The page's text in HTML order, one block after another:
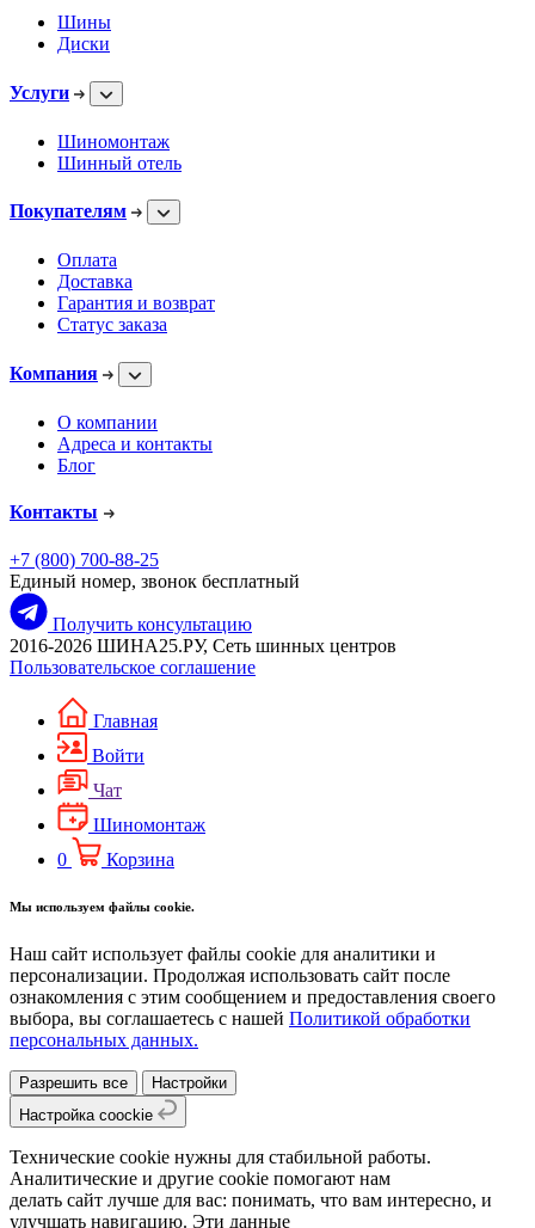
Шины
Диски
Услуги
Шиномонтаж
Шинный отель
Покупателям
Оплата
Доставка
Гарантия и возврат
Статус заказа
Компания
О компании
Адреса и контакты
Блог
Контакты
+7 (800) 700-88-25
Единый номер, звонок бесплатный
Получить консультацию
2016-2026 ШИНА25.РУ, Сеть шинных центров
Пользовательское соглашение
Главная
Войти
Чат
Шиномонтаж
0
Корзина
Мы используем файлы cookie.
Наш сайт использует файлы cookie для аналитики и
персонализации. Продолжая использовать сайт после
ознакомления с этим сообщением и предоставления своего
выбора, вы соглашаетесь с нашей Политикой обработки
персональных данных.
Разрешить все
Настройки
Настройка coockie
Технические cookie нужны для стабильной работы.
Аналитические и другие cookie помогают нам
делать сайт лучше для вас: понимать, что вам интересно, и
улучшать навигацию. Эти данные